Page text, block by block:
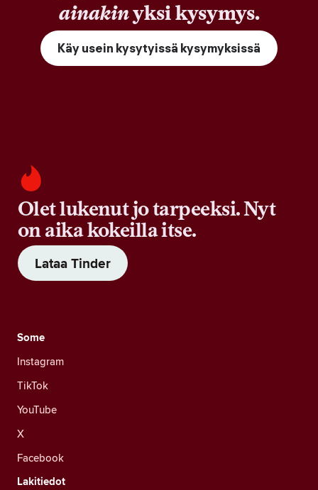
ainakinyksi kysymys.
Käy usein kysytyissä kysymyksissä
Olet lukenut jo tarpeeksi. Nyt
on aika kokeilla itse.
Lataa Tinder
Some
Instagram
TikTok
YouTube
X
Facebook
Lakitiedot